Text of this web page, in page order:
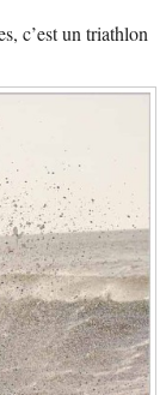
c’est un triathlon